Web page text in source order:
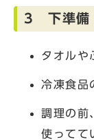
3 下準備
タオルや
冷凍食品
調理の前
使ってて